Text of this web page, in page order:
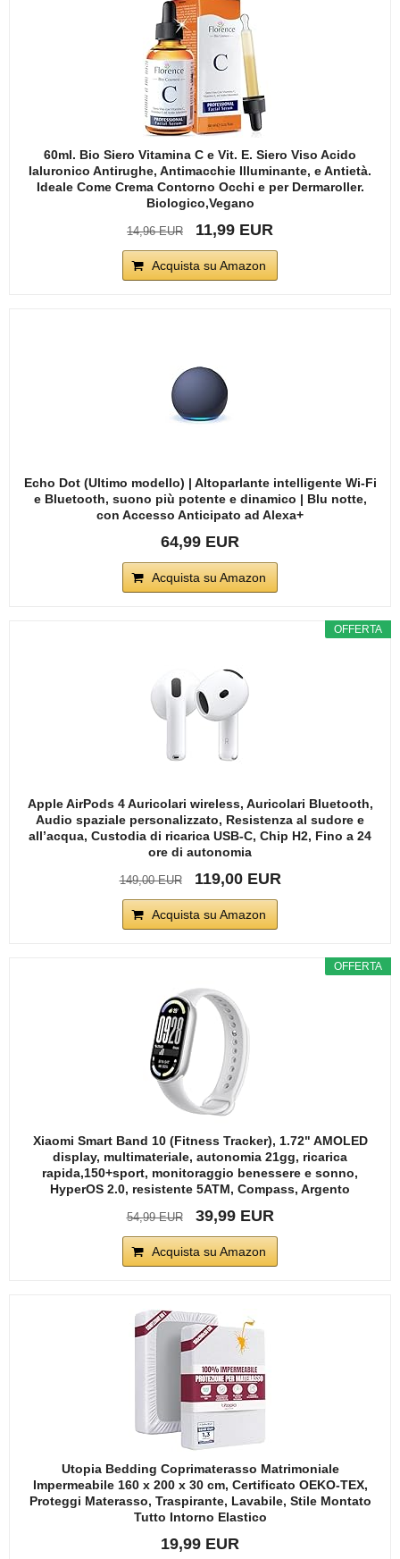
60ml. Bio Siero Vitamina C e Vit. E. Siero Viso Acido
Ialuronico Antirughe, Antimacchie Illuminante, e Antietà.
Ideale Come Crema Contorno Occhi e per Dermaroller.
Biologico,Vegano
14,96 EUR 11,99 EUR
Acquista su Amazon
Echo Dot (Ultimo modello) | Altoparlante intelligente Wi-Fi
e Bluetooth, suono più potente e dinamico | Blu notte,
con Accesso Anticipato ad Alexa+
64,99 EUR
Acquista su Amazon
OFFERTA
Apple AirPods 4 Auricolari wireless, Auricolari Bluetooth,
Audio spaziale personalizzato, Resistenza al sudore e
all’acqua, Custodia di ricarica USB-C, Chip H2, Fino a 24
ore di autonomia
149,00 EUR 119,00 EUR
Acquista su Amazon
OFFERTA
Xiaomi Smart Band 10 (Fitness Tracker), 1.72" AMOLED
display, multimateriale, autonomia 21gg, ricarica
rapida,150+sport, monitoraggio benessere e sonno,
HyperOS 2.0, resistente 5ATM, Compass, Argento
54,99 EUR 39,99 EUR
Acquista su Amazon
Utopia Bedding Coprimaterasso Matrimoniale
Impermeabile 160 x 200 x 30 cm, Certificato OEKO-TEX,
Proteggi Materasso, Traspirante, Lavabile, Stile Montato
Tutto Intorno Elastico
19,99 EUR